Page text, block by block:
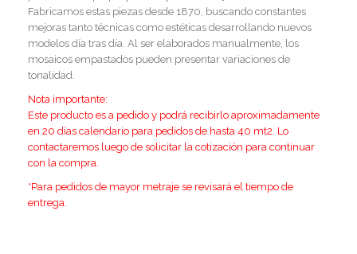
Fabricamos estas piezas desde 1870, buscando constantes
mejoras tanto técnicas como estéticas desarrollando nuevos
modelos día tras día. Al ser elaborados manualmente, los
mosaicos empastados pueden presentar variaciones de
tonalidad.
Nota importante:
Este producto es a pedido y podrá recibirlo aproximadamente
en 20 días calendario para pedidos de hasta 40 mt2. Lo
contactaremos luego de solicitar la cotización para continuar
con la compra.
*Para pedidos de mayor metraje se revisará el tiempo de
entrega.